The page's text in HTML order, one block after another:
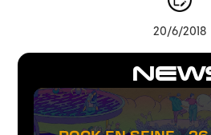
20/6/2018